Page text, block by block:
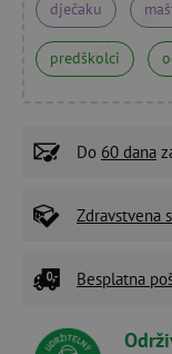
dječaku
predškolci
Do 60 dana
Zdravstvena
Besplatna